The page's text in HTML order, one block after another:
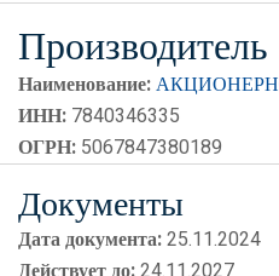
Производитель
Наименование:
ИНН: 7840346335
ОГРН: 5067847380189
Документы
Дата документа:25.11.2024